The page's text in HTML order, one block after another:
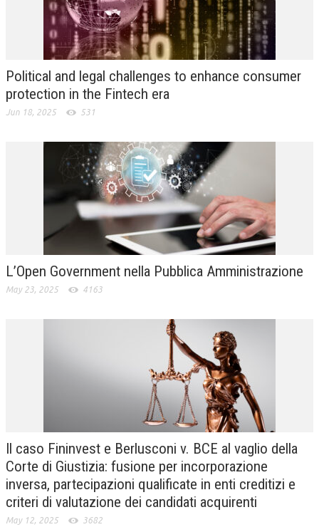
PERSONA E CITTÀ
L’UMANISTA
DIRITTO PENALE D’IMPRESA
DIRITTO DEL LAVORO
DIRITTO DEL WEB
DIRITTO DELLE IMPRESE IN CRISI
CRIMINOLOGIA E CRIMINALISTICA
SICUREZZA SUL LAVORO
DIRITTO TRIBUTARIO
PRASSI
AMMINISTRATIVA
TRIBUTARIA
Political and legal challenges to enhance consumer
protection in the Fintech era
Jun 18, 2025 531
L’Open Government nella Pubblica Amministrazione
May 23, 2025 4163
Il caso Fininvest e Berlusconi v. BCE al vaglio della
Corte di Giustizia: fusione per incorporazione
inversa, partecipazioni qualificate in enti creditizi e
criteri di valutazione dei candidati acquirenti
May 12, 2025 3682